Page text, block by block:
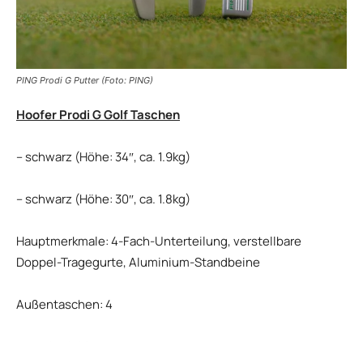
PING Prodi G Putter (Foto: PING)
Hoofer Prodi G Golf Taschen
– schwarz (Höhe: 34″, ca. 1.9kg)
– schwarz (Höhe: 30″, ca. 1.8kg)
Hauptmerkmale: 4-Fach-Unterteilung, verstellbare
Doppel-Tragegurte, Aluminium-Standbeine
Außentaschen: 4